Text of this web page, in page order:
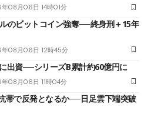
08月06日 14時01分
のビットコイン強奪──終身刑＋15年
08月06日 12時45分
出資──シリーズB累計約60億円に
08月06日 11時04分
帯で反発となるか──日足雲下端突破